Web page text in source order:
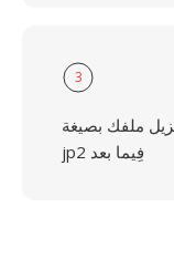
3
ملفك بصيغة
jp2 فِيما بعد